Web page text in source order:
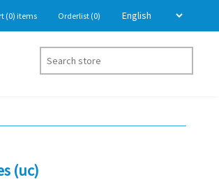
(0) items Orderlist (0)
(uc)